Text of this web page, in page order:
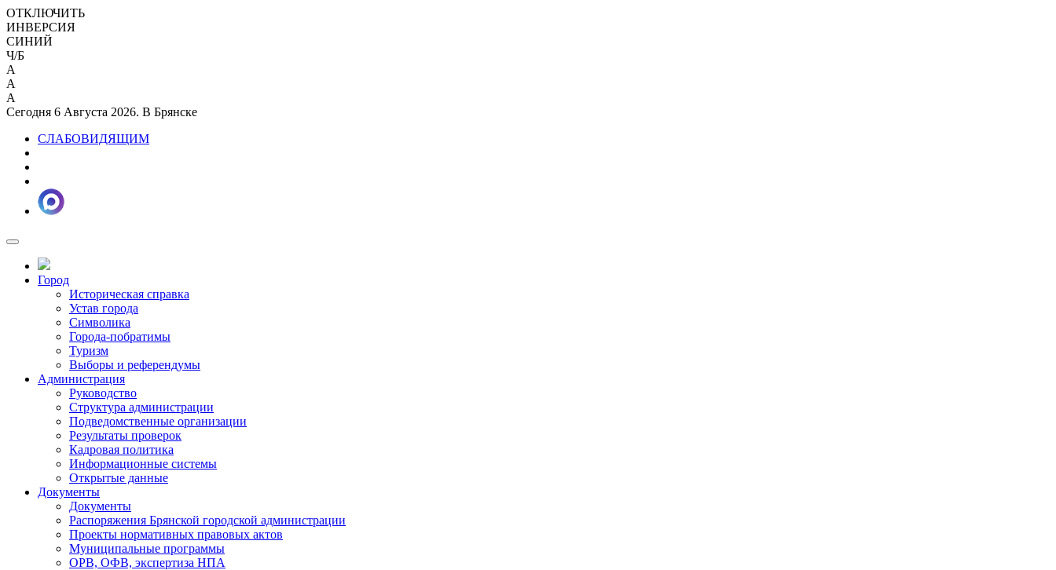
ОТКЛЮЧИТЬ
ИНВЕРСИЯ
СИНИЙ
Ч/Б
A
A
A
Сегодня 6 Августа 2026. В Брянске
СЛАБОВИДЯЩИМ
Город
Историческая справка
Устав города
Символика
Города-побратимы
Туризм
Выборы и референдумы
Администрация
Руководство
Структура администрации
Подведомственные организации
Результаты проверок
Кадровая политика
Информационные системы
Открытые данные
Документы
Документы
Распоряжения Брянской городской администрации
Проекты нормативных правовых актов
Муниципальные программы
ОРВ, ОФВ, экспертиза НПА